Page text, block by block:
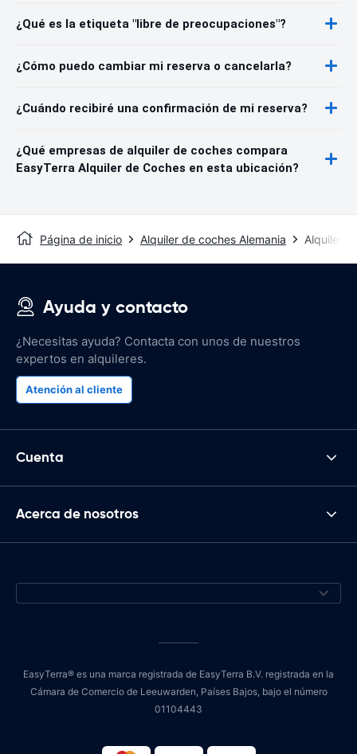
¿Qué es la etiqueta "libre de preocupaciones"?
¿Cómo puedo cambiar mi reserva o cancelarla?
¿Cuándo recibiré una confirmación de mi reserva?
¿Qué empresas de alquiler de coches compara
EasyTerra Alquiler de Coches en esta ubicación?
Página de inicio Alquiler de coches Alemania Alquiler
Ayuda y contacto
¿Necesitas ayuda? Contacta con unos de nuestros
expertos en alquileres.
Atención al cliente
Cuenta
Acerca de nosotros
EasyTerra® es una marca registrada de EasyTerra B.V. registrada en la
Cámara de Comercio de Leeuwarden, Países Bajos, bajo el número
01104443